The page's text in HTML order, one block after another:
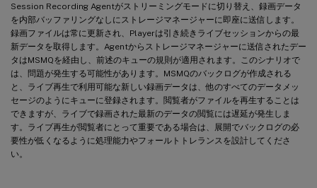
Session Recording Agentがストリーミングモードに切り替え、録画データ
を内部バッファリングなしにストレージマネージャーに即座に送信します。
録画ファイルは常に更新され、Playerは引き続きライブセッションからの最
新データを取得します。Agentからストレージマネージャーに送信されたデー
タはMSMQを経由し、前述のキューの規則が適用されます。このシナリオで
は、問題が発生する可能性があります。MSMQのバックログが作成される
と、ライブ再生で利用可能な新しい録画データは、他のすべてのデータメッ
セージのようにキューに登録されます。閲覧者がファイルを再生することは
できますが、ライブで録画された最新のデータの閲覧には遅延が発生しま
す。ライブ再生が閲覧者にとって重要である場合は、展開でバックログの必
要性が低くなるように処理能力やフォールトトレランスを設計してくださ
い。